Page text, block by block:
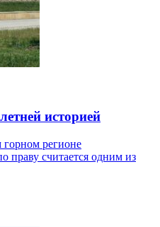
историей
регионе
праву считается одним из